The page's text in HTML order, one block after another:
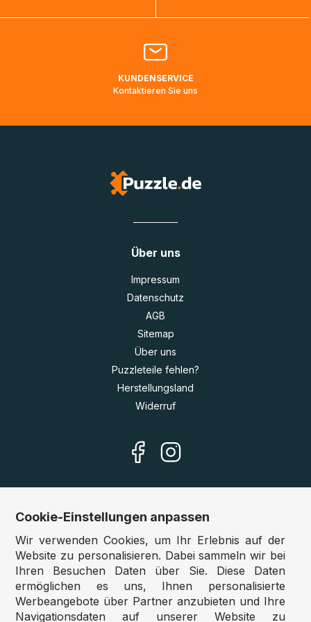
Bitte kontaktieren Sie denKundenservicefalls Ihr Paket
Lieferadressen in Deutschland oder Europa mehrere Tage
KUNDENSERVICE
Kontaktieren Sie uns
Über uns
Impressum
Datenschutz
AGB
Sitemap
Über uns
Puzzleteile fehlen?
Herstellungsland
Widerruf
Unsere Shops
Deutschland:www.puzzle.de
Österreich:
www.puzzle.at
Belgien:www.puzzle.be
Großbritannien:www.jigsawpuzzle.co.uk
Cookie-Einstellungen anpassen
Wir verwenden Cookies, um Ihr Erlebnis auf der
Website zu personalisieren. Dabei sammeln wir bei
Ihren Besuchen Daten über Sie. Diese Daten
ermöglichen es uns, Ihnen personalisierte
Werbeangebote über Partner anzubieten und Ihre
Navigationsdaten auf unserer Website zu